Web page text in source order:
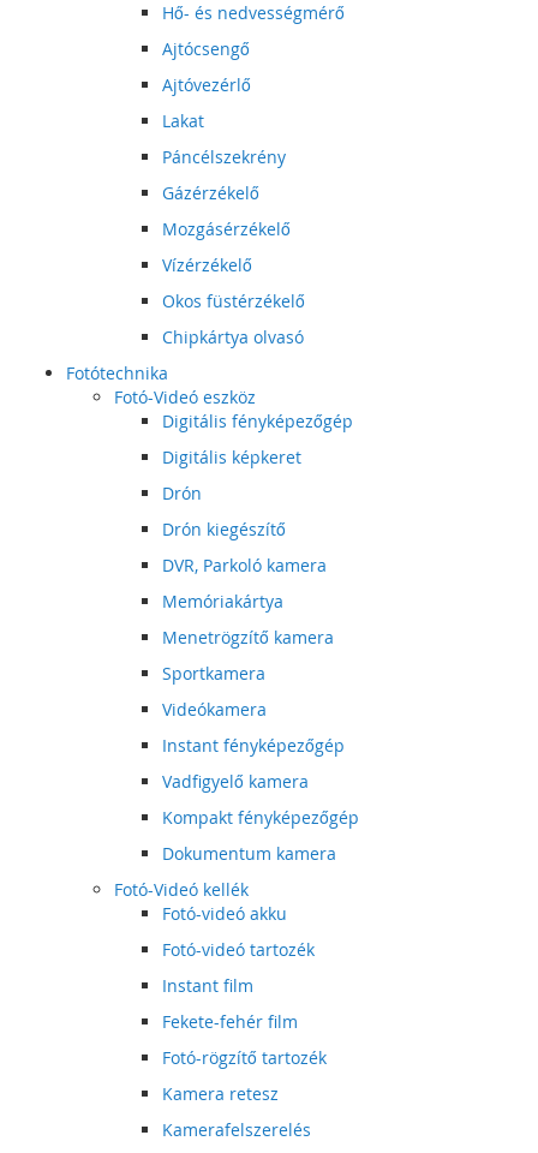
Hő- és nedvességmérő
Ajtócsengő
Ajtóvezérlő
Lakat
Páncélszekrény
Gázérzékelő
Mozgásérzékelő
Vízérzékelő
Okos füstérzékelő
Chipkártya olvasó
Fotótechnika
Fotó-Videó eszköz
Digitális fényképezőgép
Digitális képkeret
Drón
Drón kiegészítő
DVR, Parkoló kamera
Memóriakártya
Menetrögzítő kamera
Sportkamera
Videókamera
Instant fényképezőgép
Vadfigyelő kamera
Kompakt fényképezőgép
Dokumentum kamera
Fotó-Videó kellék
Fotó-videó akku
Fotó-videó tartozék
Instant film
Fekete-fehér film
Fotó-rögzítő tartozék
Kamera retesz
Kamerafelszerelés